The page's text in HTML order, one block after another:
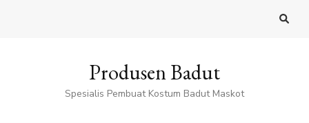
Produsen Badut
Spesialis Pembuat Kostum Badut Maskot